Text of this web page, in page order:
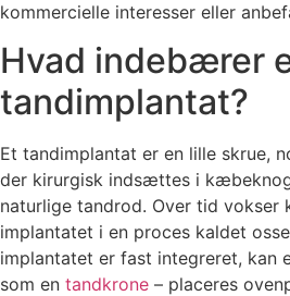
kommercielle interesser eller
Hvad indebærer
tandimplantat?
Et tandimplantat er en lille skrue,
der kirurgisk indsættes i
naturlige tandrod. Over tid vokser
implantatet i en proces kaldet
implantatet er fast integreret, kan
som en tandkrone – placeres